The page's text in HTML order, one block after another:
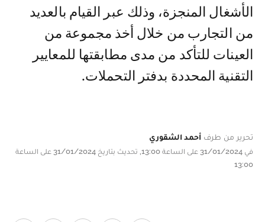
الأشغال المنجزة، وذلك عبر القيام بالعديد
من التجارب من خلال أخذ مجموعة من
العينات للتأكد من مدى مطابقتها للمعايير
التقنية المحددة بدفتر التحملات.
تحرير من طرف أحمد الشقوري
في 31/01/2024 على الساعة 13:00, تحديث بتاريخ 31/01/2024 على الساعة
13:00